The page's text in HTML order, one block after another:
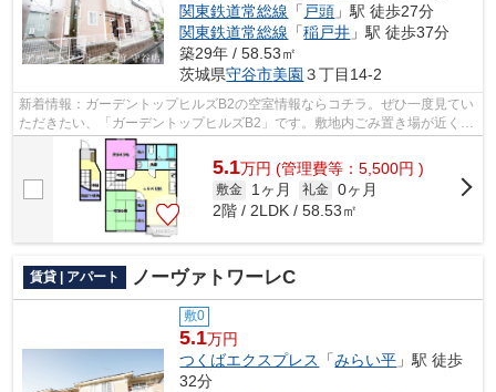
関東鉄道常総線 「 戸頭 」駅 徒歩27分
関東鉄道常総線 「稲戸井 」駅 徒歩37分
築29年 / 58.53㎡
茨城県守谷市美園 ３丁目14-2
新着情報：ガーデントップヒルズB2の空室情報ならコチラ。ぜひ一度見てい
ただきたい、「ガーデントップヒルズB2」です。敷地内ごみ置き場が近くて
便利。住環境がよく通風良好で日も入...
5.1万円 (管理費等：5,500円 )
敷金 1ヶ月 礼金 0ヶ月
2階 / 2LDK / 58.53㎡
賃貸 | アパート ノーヴァトワーレC
敷0
5.1万円
つくばエクスプレス
「みらい平 」駅 徒歩
32分